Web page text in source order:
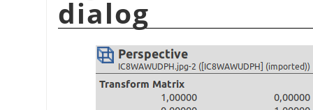
dialog